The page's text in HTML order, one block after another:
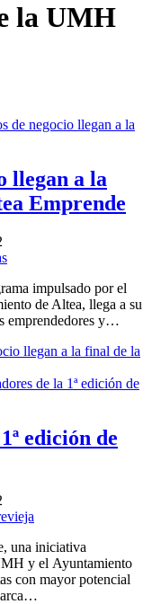
la UMH
llegan a la
Emprende
impulsado por el
de Altea, llega a su
emprendedores y…
llegan a la final de la
edición de
una iniciativa
y el Ayuntamiento
con mayor potencial